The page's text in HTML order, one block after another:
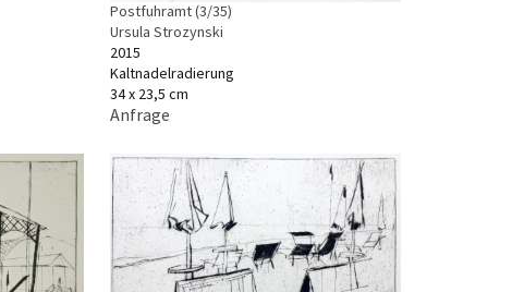
Postfuhramt (3/35)
Ursula Strozynski
2015
Kaltnadelradierung
34 x 23,5 cm
Anfrage